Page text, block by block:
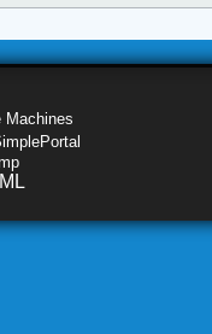
Machines